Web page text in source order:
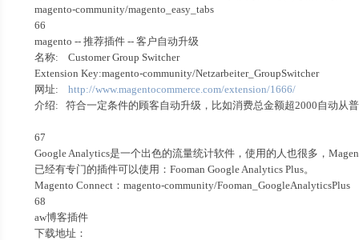
magento-community/magento_easy_tabs
66
magento -- 推荐插件 -- 客户自动升级
名称: Customer Group Switcher
Extension Key:magento-community/Netzarbeiter_GroupSwitcher
网址:http://www.magentocommerce.com/extension/1666/
介绍: 符合一定条件的顾客自动升级，比如消费总金额超2000自动从
67
Google Analytics是一个出色的流量统计软件，使用的人也很多，
已经有专门的插件可以使用：Fooman Google Analytics Plus。
Magento Connect：magento-community/Fooman_GoogleAnalyticsPlus
68
aw博客插件
下载地址：